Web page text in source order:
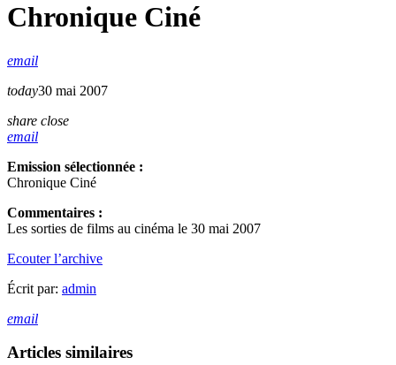
Chronique Ciné
email
today30 mai 2007
share close
email
Emission sélectionnée :
Chronique Ciné
Commentaires :
Les sorties de films au cinéma le 30 mai 2007
Ecouter l’archive
Écrit par: admin
email
Articles similaires